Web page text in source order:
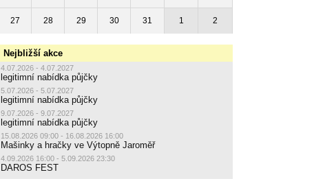
27 28 29 30 31 1 2
Nejbližší akce
4.07.2026 - 4.07.2027
legitimní nabídka půjčky
5.07.2026 - 5.07.2027
legitimní nabídka půjčky
9.07.2026 - 9.07.2027
legitimní nabídka půjčky
15.08.2026 09:00 - 16.08.2026 16:00
Mašinky a hračky ve Výtopně Jaroměř
4.09.2026 16:00 - 5.09.2026 23:30
DAROS FEST